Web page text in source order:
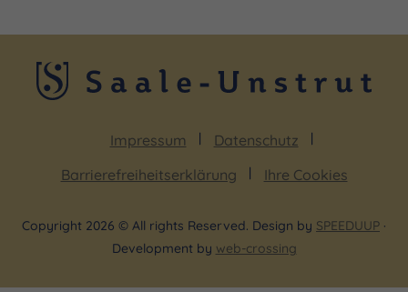
Impressum
Datenschutz
Barrierefreiheitserklärung
Ihre Cookies
Copyright 2026 © All rights Reserved. Design by SPEEDUUP ·
Development by web-crossing